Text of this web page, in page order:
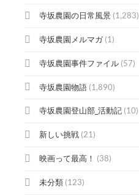
寺坂農園の日常風景 (1,283)
寺坂農園メルマガ(1)
寺坂農園事件ファイル (57)
寺坂農園物語 (1,890)
寺坂農園登山部_活動記 (10)
新しい挑戦 (21)
映画って最高！ (38)
未分類 (123)